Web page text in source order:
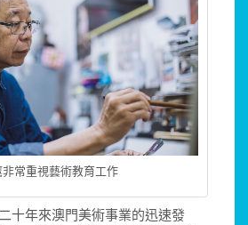
非常重視藝術教育工作
年來澳門美術事業的迅速發